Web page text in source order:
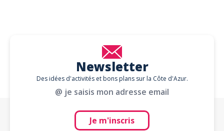
Newsletter
Des idées d'activités et bons plans sur la Côte d'Azur.
@ je saisis mon adresse email
Je m'inscris